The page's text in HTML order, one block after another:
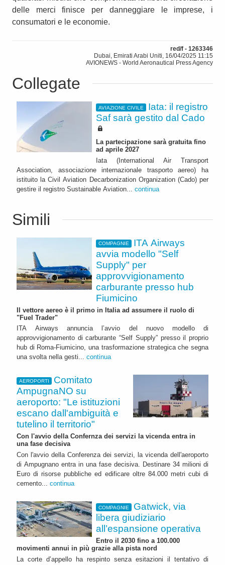
delle merci finisce per danneggiare le imprese, i
consumatori e le economie.
red/f - 1263346
Dubai, Emirati Arabi Uniti, 16/04/2025 11:15
AVIONEWS - World Aeronautical Press Agency
Collegate
AVIAZIONE CIVILE
Iata: il registro
Saf sarà gestito dal Cado
La partecipazione sarà gratuita fino
ad aprile 2027
Iata (International Air Transport
Association, associazione internazionale trasporto aereo) ha
istituito la Civil Aviation Decarbonization Organization (Cado) per
gestire il registro Sustainable Aviation... continua
Simili
COMPAGNIE
ITA Airways
avvia modello "Self
Supply" per
approvvigionamento
carburante presso hub
Fiumicino
Il vettore aereo è il primo in Italia ad assumere il ruolo di
"Fuel Trader"
ITA Airways annuncia l’avvio del nuovo modello di
approvvigionamento di carburante “Self Supply” presso il proprio
hub di Roma-Fiumicino, una trasformazione strategica che segna
una svolta nella gesti... continua
AEROPORTI
Comitato
AmpugnaNO su
aeroporto: "Le istituzioni
escano dall'ambiguità e
tutelino il territorio"
Con l'avvio della Confernza dei servizi la vicenda entra in
una fase decisiva
Con l'avvio della Conferenza dei servizi, la vicenda dell'aeroporto
di Ampugnano entra in una fase decisiva. Destinare 34 milioni di
Euro di risorse pubbliche ed edificare oltre 84.000 metri cubi di
cemento... continua
COMPAGNIE
Gatwick, via
libera giudiziario
all’espansione operativa
Entro il 2030 fino a 100.000
movimenti annui in più grazie alla pista nord
La corte d’appello ha respinto senza esitazioni il tentativo di